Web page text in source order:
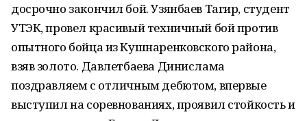
досрочно закончил бой. Узянбаев Тагир, студент
УТЭК, провел красивый техничный бой против
опытного бойца из Кушнаренковского района,
взяв золото. Давлетбаева Динислама
поздравляем с отличным дебютом, впервые
выступил на соревнованиях, проявил стойкость и